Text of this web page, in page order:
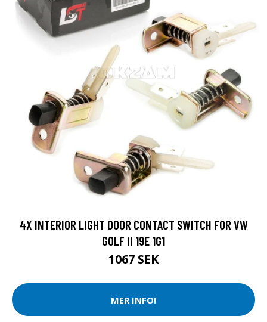
4X INTERIOR LIGHT DOOR CONTACT SWITCH FOR VW
GOLF II 19E 1G1
1067 SEK
MER INFO!